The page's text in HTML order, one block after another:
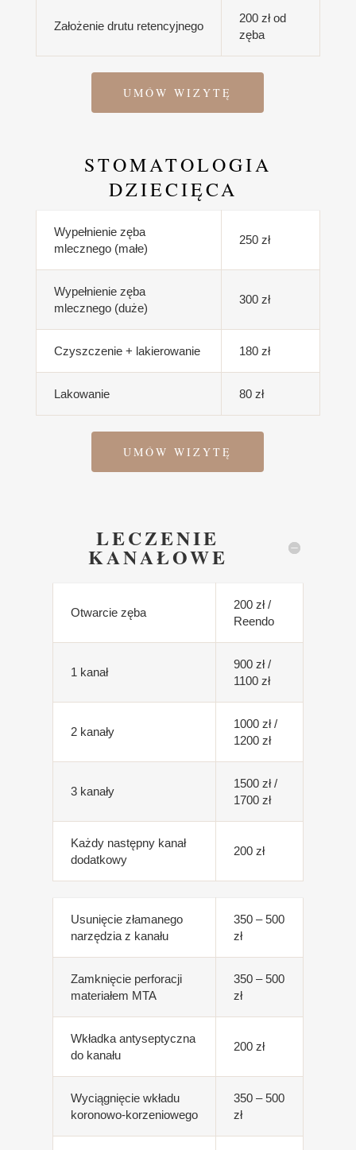
Założenie drutu retencyjnego
200 zł od
zęba
UMÓW WIZYTĘ
STOMATOLOGIA
DZIECIĘCA
Wypełnienie zęba
mlecznego (małe)
250 zł
Wypełnienie zęba
mlecznego (duże)
300 zł
Czyszczenie + lakierowanie 180 zł
Lakowanie 80 zł
UMÓW WIZYTĘ
LECZENIE
KANAŁOWE
Otwarcie zęba
200 zł /
Reendo
1 kanał
900 zł /
1100 zł
2 kanały
1000 zł /
1200 zł
3 kanały
1500 zł /
1700 zł
Każdy następny kanał
dodatkowy
200 zł
Usunięcie złamanego
narzędzia z kanału
350 – 500
zł
Zamknięcie perforacji
materiałem MTA
350 – 500
zł
Wkładka antyseptyczna
do kanału
200 zł
Wyciągnięcie wkładu
koronowo-korzeniowego
350 – 500
zł